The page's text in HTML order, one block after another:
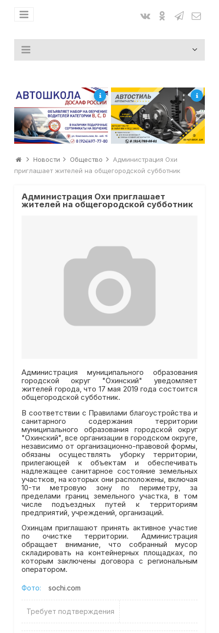
Новости Общество
Администрация Охи
приглашает жителей на общегородской субботник
Администрация Охи приглашает
жителей на общегородской субботник
Администрация муниципального образования
городской округ "Охинский" уведомляет
жителей города, что 17 мая 2019 года состоится
общегородской субботник.
В соответствии с Правилами благоустройства и
санитарного содержания территории
муниципального образования городской округ
"Охинский", все организации в городском округе,
независимо от организационно-правовой формы,
обязаны осуществлять уборку территории,
прилегающей к объектам и обеспечивать
надлежащее санитарное состояние земельных
участков, на которых они расположены, включая
10-ти метровую зону по периметру, за
пределами границ земельного участка, в том
числе подъездных путей к территориям
предприятий, учреждений, организаций.
Охинцам приглашают принять активное участие
по очистке территории. Администрация
обращает внимание, что собранный мусор
складировать на контейнерных площадках, по
которым заключены договора с региональным
оператором.
Фото: sochi.com
Требует подтверждения